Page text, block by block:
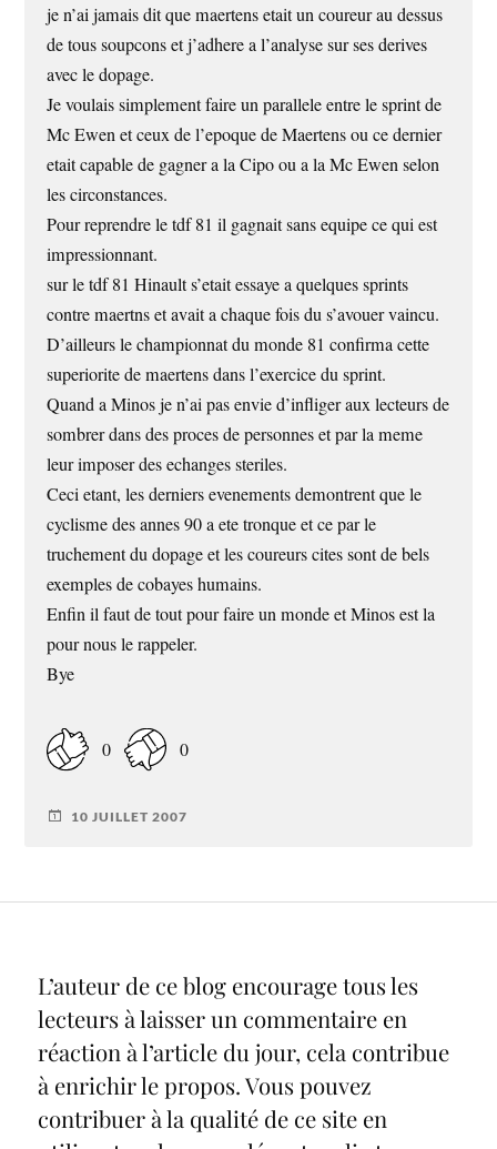
je n’ai jamais dit que maertens etait un coureur au dessus
de tous soupcons et j’adhere a l’analyse sur ses derives
avec le dopage.
Je voulais simplement faire un parallele entre le sprint de
Mc Ewen et ceux de l’epoque de Maertens ou ce dernier
etait capable de gagner a la Cipo ou a la Mc Ewen selon
les circonstances.
Pour reprendre le tdf 81 il gagnait sans equipe ce qui est
impressionnant.
sur le tdf 81 Hinault s’etait essaye a quelques sprints
contre maertns et avait a chaque fois du s’avouer vaincu.
D’ailleurs le championnat du monde 81 confirma cette
superiorite de maertens dans l’exercice du sprint.
Quand a Minos je n’ai pas envie d’infliger aux lecteurs de
sombrer dans des proces de personnes et par la meme
leur imposer des echanges steriles.
Ceci etant, les derniers evenements demontrent que le
cyclisme des annes 90 a ete tronque et ce par le
truchement du dopage et les coureurs cites sont de bels
exemples de cobayes humains.
Enfin il faut de tout pour faire un monde et Minos est la
pour nous le rappeler.
Bye
0 0
10 JUILLET 2007
L’auteur de ce blog encourage tous les
lecteurs à laisser un commentaire en
réaction à l’article du jour, cela contribue
à enrichir le propos. Vous pouvez
contribuer à la qualité de ce site en